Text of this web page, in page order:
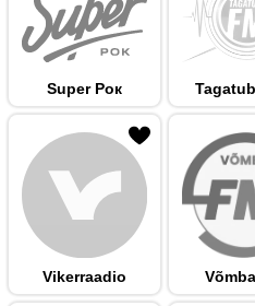
Super Рок
Vikerraadio